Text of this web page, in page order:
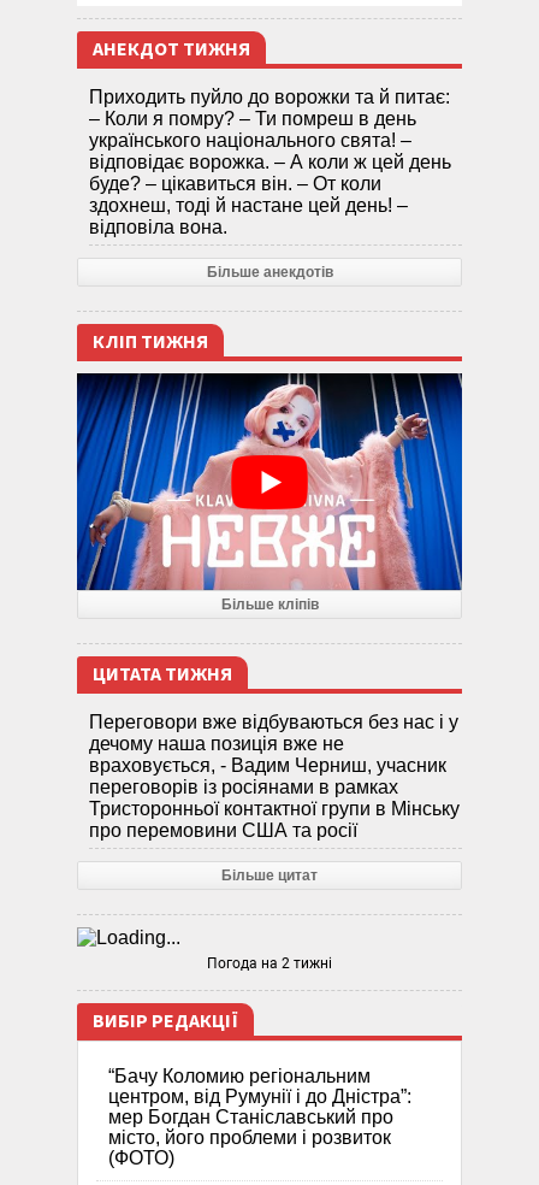
АНЕКДОТ ТИЖНЯ
Приходить пуйло до ворожки та й питає:
– Коли я помру? – Ти помреш в день
українського національного свята! –
відповідає ворожка. – А коли ж цей день
буде? – цікавиться він. – От коли
здохнеш, тоді й настане цей день! –
відповіла вона.
Більше анекдотів
КЛІП ТИЖНЯ
Більше кліпів
ЦИТАТА ТИЖНЯ
Переговори вже відбуваються без нас і у
дечому наша позиція вже не
враховується, - Вадим Черниш, учасник
переговорів із росіянами в рамках
Тристоронньої контактної групи в Мінську
про перемовини США та росії
Більше цитат
Погода на 2 тижні
ВИБІР РЕДАКЦІЇ
“Бачу Коломию регіональним
центром, від Румунії і до Дністра”:
мер Богдан Станіславський про
місто, його проблеми і розвиток
(ФОТО)